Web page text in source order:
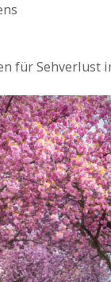
für Sehverlust